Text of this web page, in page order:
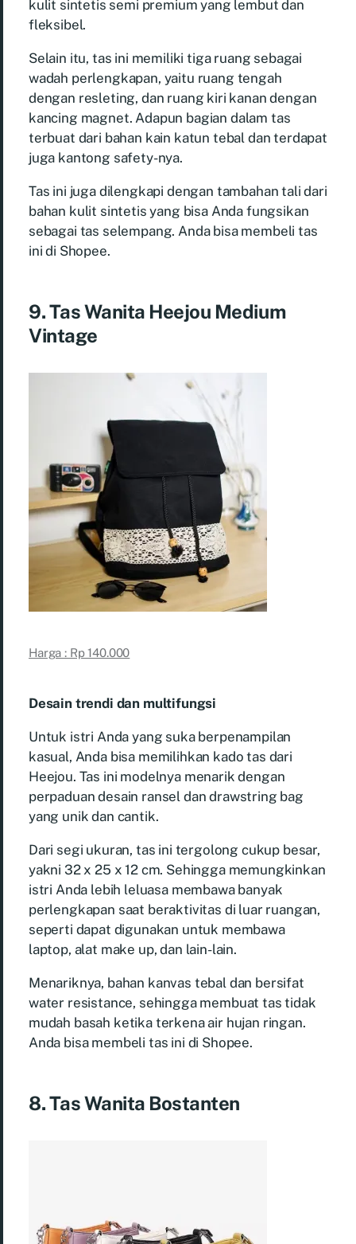
kulit sintetis semi premium yang lembut dan
fleksibel.
Selain itu, tas ini memiliki tiga ruang sebagai
wadah perlengkapan, yaitu ruang tengah
dengan resleting, dan ruang kiri kanan dengan
kancing magnet. Adapun bagian dalam tas
terbuat dari bahan kain katun tebal dan terdapat
juga kantong safety-nya.
Tas ini juga dilengkapi dengan tambahan tali dari
bahan kulit sintetis yang bisa Anda fungsikan
sebagai tas selempang. Anda bisa membeli tas
ini di Shopee.
9. Tas Wanita Heejou Medium
Vintage
Harga : Rp 140.000
Desain trendi dan multifungsi
Untuk istri Anda yang suka berpenampilan
kasual, Anda bisa memilihkan kado tas dari
Heejou. Tas ini modelnya menarik dengan
perpaduan desain ransel dan drawstring bag
yang unik dan cantik.
Dari segi ukuran, tas ini tergolong cukup besar,
yakni 32 x 25 x 12 cm. Sehingga memungkinkan
istri Anda lebih leluasa membawa banyak
perlengkapan saat beraktivitas di luar ruangan,
seperti dapat digunakan untuk membawa
laptop, alat make up, dan lain-lain.
Menariknya, bahan kanvas tebal dan bersifat
water resistance, sehingga membuat tas tidak
mudah basah ketika terkena air hujan ringan.
Anda bisa membeli tas ini di Shopee.
8. Tas Wanita Bostanten